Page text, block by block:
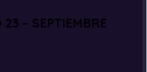
– SEPTIEMBRE